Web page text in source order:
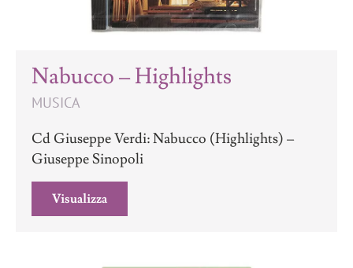
Nabucco – Highlights
MUSICA
Cd Giuseppe Verdi: Nabucco (Highlights) –
Giuseppe Sinopoli
Visualizza